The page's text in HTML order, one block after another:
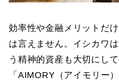
効率性や金融メリットだ
は言えません。イシカワ
う精神的資産も大切にして
「AIMORY（アイモリー